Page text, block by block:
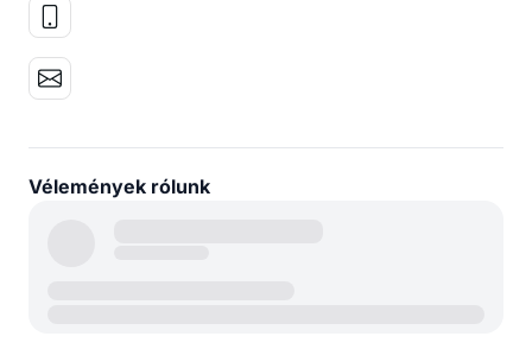
Vélemények rólunk